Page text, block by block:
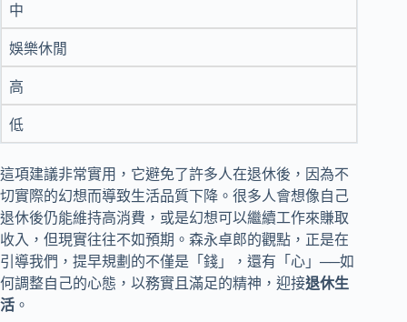
中
娛樂休閒
高
低
這項建議非常實用，它避免了許多人在退休後，因為不
切實際的幻想而導致生活品質下降。很多人會想像自己
退休後仍能維持高消費，或是幻想可以繼續工作來賺取
收入，但現實往往不如預期。森永卓郎的觀點，正是在
引導我們，提早規劃的不僅是「錢」，還有「心」──如
何調整自己的心態，以務實且滿足的精神，迎接退休生
活 。